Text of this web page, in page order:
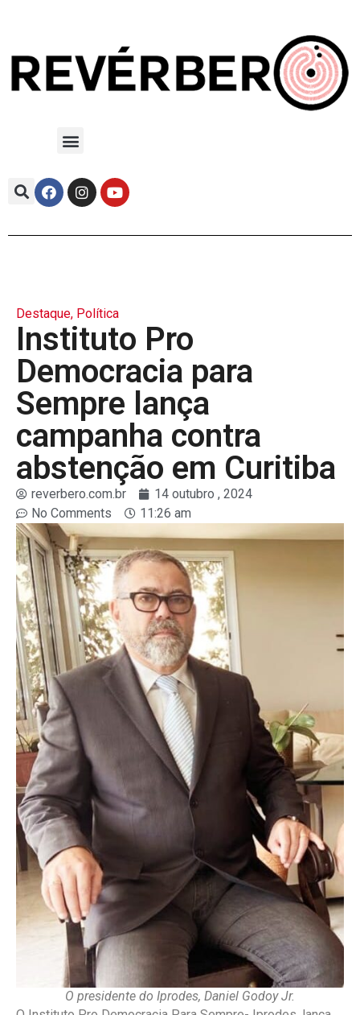
Destaque, Política
Instituto Pro
Democracia para
Sempre lança
campanha contra
abstenção em Curitiba
reverbero.com.br
14 outubro , 2024
No Comments
11:26 am
O presidente do Iprodes, Daniel Godoy Jr.